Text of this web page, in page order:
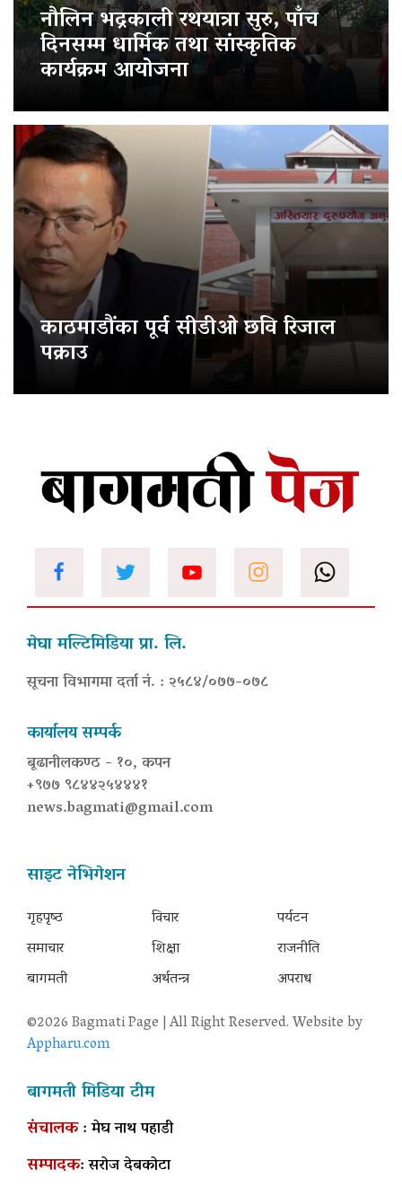
नौलिन भद्रकाली रथयात्रा सुरु, पाँच
दिनसम्म धार्मिक तथा सांस्कृतिक
कार्यक्रम आयोजना
काठमाडौंका पूर्व सीडीओ छवि रिजाल
पक्राउ
मेघा मल्टिमिडिया प्रा. लि.
सूचना विभागमा दर्ता नं. : २५८४/०७७-०७८
कार्यालय सम्पर्क
बूढानीलकण्ठ - १०, कपन
+९७७ ९८४४२५४४४१
news.bagmati@gmail.com
साइट नेभिगेशन
गृहपृष्‍ठ
समाचार
बागमती
विचार
शिक्षा
अर्थतन्त्र
पर्यटन
राजनीति
अपराध
©2026 Bagmati Page | All Right Reserved. Website by
Appharu.com
बागमती मिडिया टीम
संचालक: मेघ नाथ पहाडी
सम्पादक: सरोज देबकोटा